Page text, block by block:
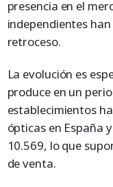
presencia en el
independientes
retroceso.
La evolución es
produce en un
establecimientos
ópticas en España
10.569, lo que
de venta.